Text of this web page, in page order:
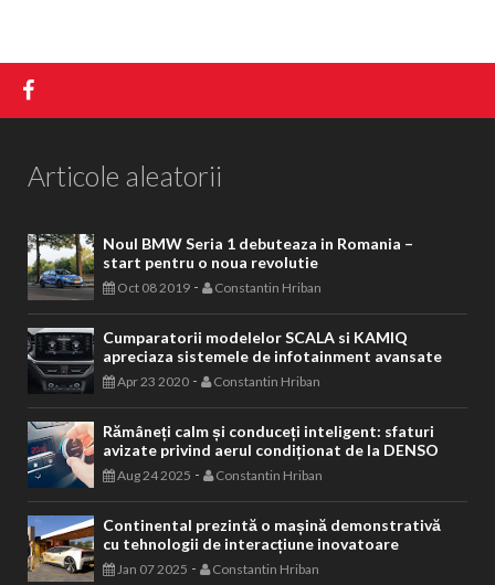
Articole aleatorii
Noul BMW Seria 1 debuteaza in Romania –
start pentru o noua revolutie
Oct 08 2019 - Constantin Hriban
Cumparatorii modelelor SCALA si KAMIQ
apreciaza sistemele de infotainment avansate
Apr 23 2020 - Constantin Hriban
Rămâneți calm și conduceți inteligent: sfaturi
avizate privind aerul condiționat de la DENSO
Aug 24 2025 - Constantin Hriban
Continental prezintă o mașină demonstrativă
cu tehnologii de interacțiune inovatoare
Jan 07 2025 - Constantin Hriban